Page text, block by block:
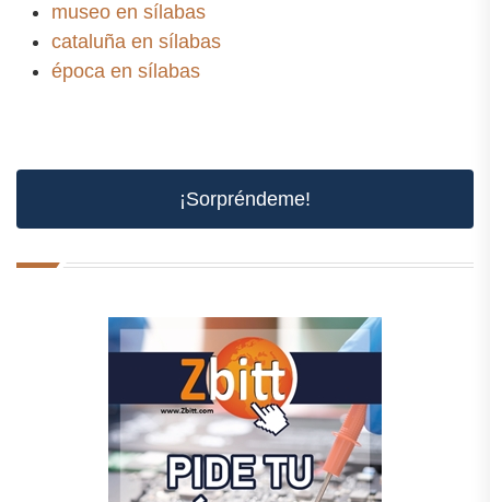
museo en sílabas
cataluña en sílabas
época en sílabas
¡Sorpréndeme!